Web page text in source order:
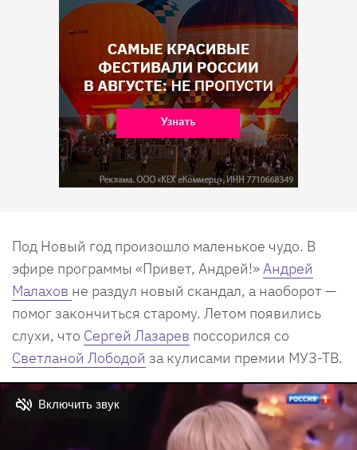
Под Новый год произошло маленькое чудо. В
эфире программы «Привет, Андрей!»Андрей
Малахов не раздул новый скандал, а наоборот —
помог закончиться старому. Летом появились
слухи, что Сергей Лазарев поссорился со
Светланой Лободой за кулисами премии МУЗ-ТВ.